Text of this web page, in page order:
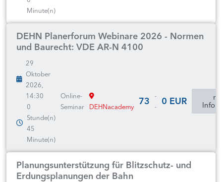
Minute(n)
DEHN Planerforum Webinare 2026 - Normen
und Baurecht: VDE AR-N 4100
29
Oktober
2026,
14:30
0
Stunde(n)
45
Minute(n)
Online-
Seminar
DEHNacademy 73
-
-
0 EUR
Planungsunterstützung für Blitzschutz- und
Erdungsplanungen der Bahn